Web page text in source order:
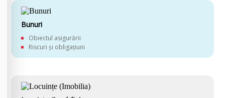
Bunuri
Obiectul asigurării
Riscuri și obligațiuni